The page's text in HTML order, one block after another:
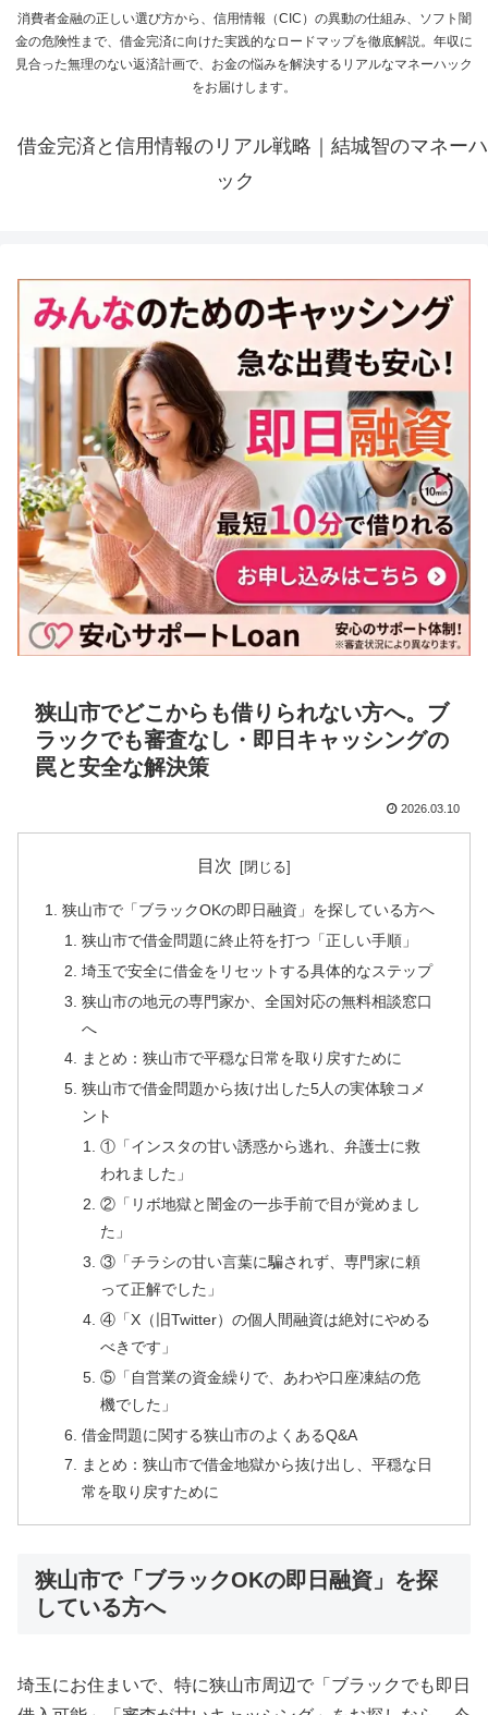
消費者金融の正しい選び方から、信用情報（CIC）の異動の仕組み、ソフト闇
金の危険性まで、借金完済に向けた実践的なロードマップを徹底解説。年収に
見合った無理のない返済計画で、お金の悩みを解決するリアルなマネーハック
をお届けします。
借金完済と信用情報のリアル戦略｜結城智のマネーハ
ック
狭山市でどこからも借りられない方へ。ブ
ラックでも審査なし・即日キャッシングの
罠と安全な解決策
2026.03.10
目次
狭山市で「ブラックOKの即日融資」を探している方へ
狭山市で借金問題に終止符を打つ「正しい手順」
埼玉で安全に借金をリセットする具体的なステップ
狭山市の地元の専門家か、全国対応の無料相談窓口
へ
まとめ：狭山市で平穏な日常を取り戻すために
狭山市で借金問題から抜け出した5人の実体験コメ
ント
①「インスタの甘い誘惑から逃れ、弁護士に救
われました」
②「リボ地獄と闇金の一歩手前で目が覚めまし
た」
③「チラシの甘い言葉に騙されず、専門家に頼
って正解でした」
④「X（旧Twitter）の個人間融資は絶対にやめる
べきです」
⑤「自営業の資金繰りで、あわや口座凍結の危
機でした」
借金問題に関する狭山市のよくあるQ&A
まとめ：狭山市で借金地獄から抜け出し、平穏な日
常を取り戻すために
狭山市で「ブラックOKの即日融資」を探
している方へ
埼玉にお住まいで、特に狭山市周辺で「ブラックでも即日